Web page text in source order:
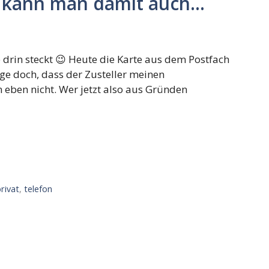
steckt 😉 Heute die Karte aus dem Postfach
doch, dass der Zusteller meinen
nicht. Wer jetzt also aus Gründen
,telefon